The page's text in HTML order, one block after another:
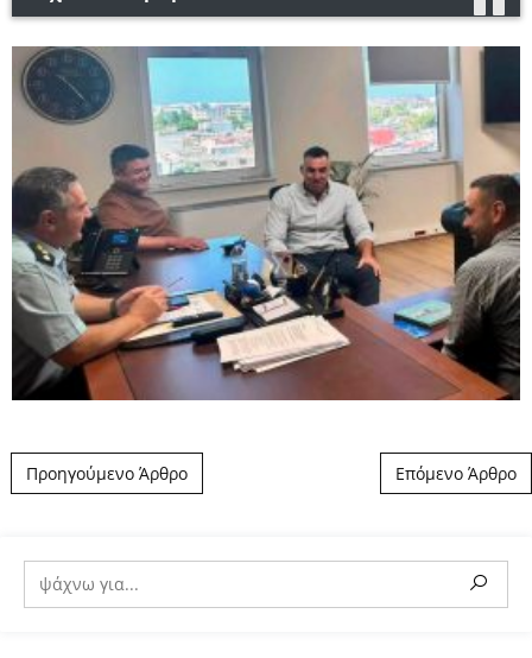
Post navigation
Προηγούμενο Άρθρο Επόμενο Άρθρο